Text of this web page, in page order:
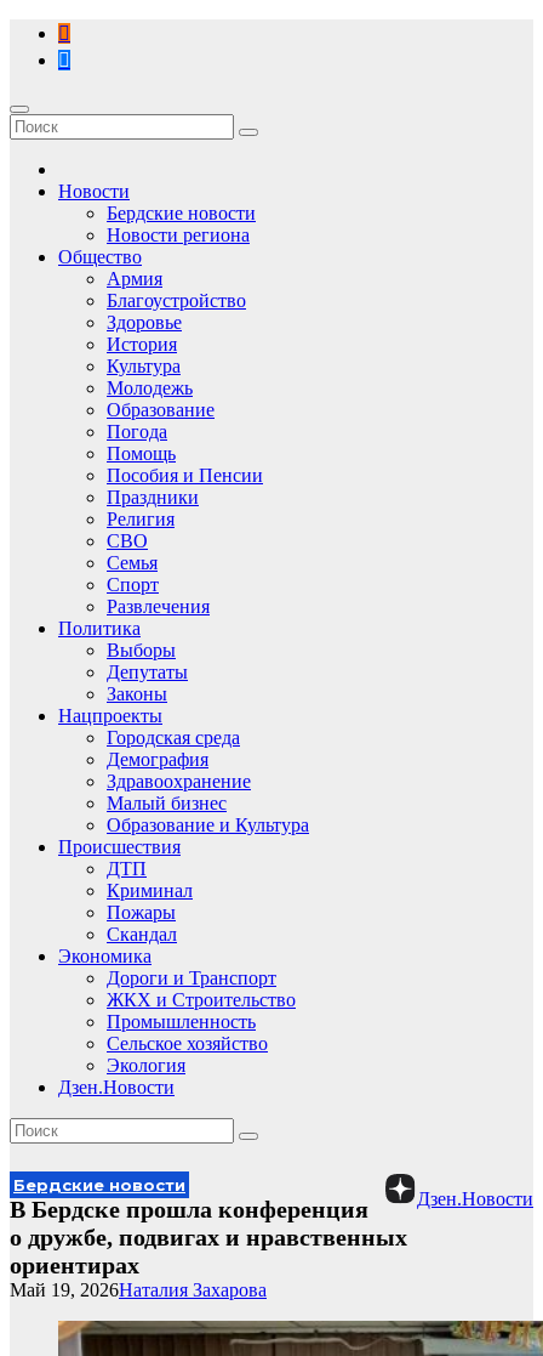
Перейти
содержимому
Новости
Бердские новости
Новости региона
Общество
Армия
Благоустройство
Здоровье
История
Культура
Молодежь
Образование
Погода
Помощь
Пособия и Пенсии
Праздники
Религия
СВО
Семья
Спорт
Развлечения
Политика
Выборы
Депутаты
Законы
Нацпроекты
Городская среда
Демография
Здравоохранение
Малый бизнес
Образование и Культура
Происшествия
ДТП
Криминал
Пожары
Скандал
Экономика
Дороги и Транспорт
ЖКХ и Строительство
Промышленность
Сельское хозяйство
Экология
Дзен.Новости
Дзен.Новости
Бердские новости
В Бердске прошла конференция
о дружбе, подвигах и нравственных
ориентирах
Наталия Захарова
Май 19, 2026